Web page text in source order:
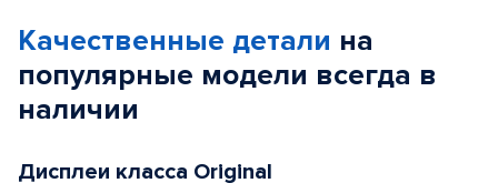
Качественные детали на
популярные модели всегда в
наличии
Дисплеи класса Original